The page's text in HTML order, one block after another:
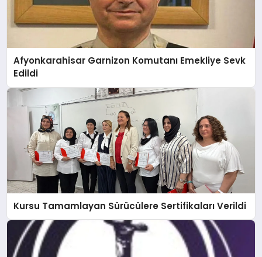
Afyonkarahisar Garnizon Komutanı Emekliye Sevk
Edildi
Kursu Tamamlayan Sürücülere Sertifikaları Verildi